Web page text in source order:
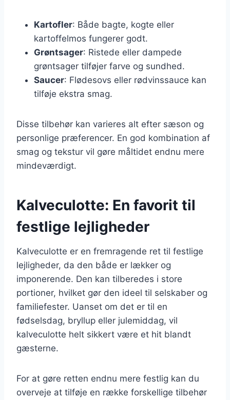
Kartofler: Både bagte, kogte eller
kartoffelmos fungerer godt.
Grøntsager: Ristede eller dampede
grøntsager tilføjer farve og sundhed.
Saucer: Flødesovs eller rødvinssauce kan
tilføje ekstra smag.
Disse tilbehør kan varieres alt efter sæson og
personlige præferencer. En god kombination af
smag og tekstur vil gøre måltidet endnu mere
mindeværdigt.
Kalveculotte: En favorit til
festlige lejligheder
Kalveculotte er en fremragende ret til festlige
lejligheder, da den både er lækker og
imponerende. Den kan tilberedes i store
portioner, hvilket gør den ideel til selskaber og
familiefester. Uanset om det er til en
fødselsdag, bryllup eller julemiddag, vil
kalveculotte helt sikkert være et hit blandt
gæsterne.
For at gøre retten endnu mere festlig kan du
overveje at tilføje en række forskellige tilbehør